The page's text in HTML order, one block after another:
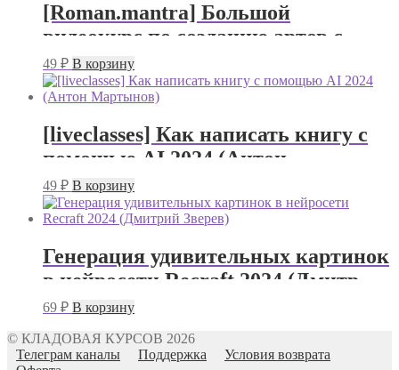
[Roman.mantra] Большой
видеокурс по созданию артов с
помощью нейросети и photoshop
2024
49 ₽ В корзину
[liveclasses] Как написать книгу с
помощью AI 2024 (Антон
Мартынов)
49 ₽ В корзину
Генерация удивительных картинок
в нейросети Recraft 2024 (Дмитрий
Зверев)
69 ₽ В корзину
© КЛАДОВАЯ КУРСОВ 2026
Телеграм каналы
Поддержка
Условия возврата